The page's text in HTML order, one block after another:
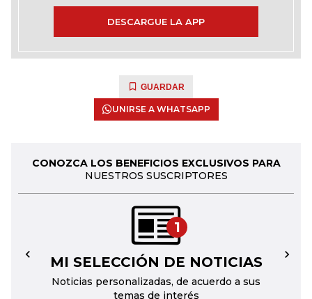
DESCARGUE LA APP
GUARDAR
UNIRSE A WHATSAPP
CONOZCA LOS BENEFICIOS EXCLUSIVOS PARA
NUESTROS SUSCRIPTORES
1
MI SELECCIÓN DE NOTICIAS
Noticias personalizadas, de acuerdo a sus
temas de interés
← →